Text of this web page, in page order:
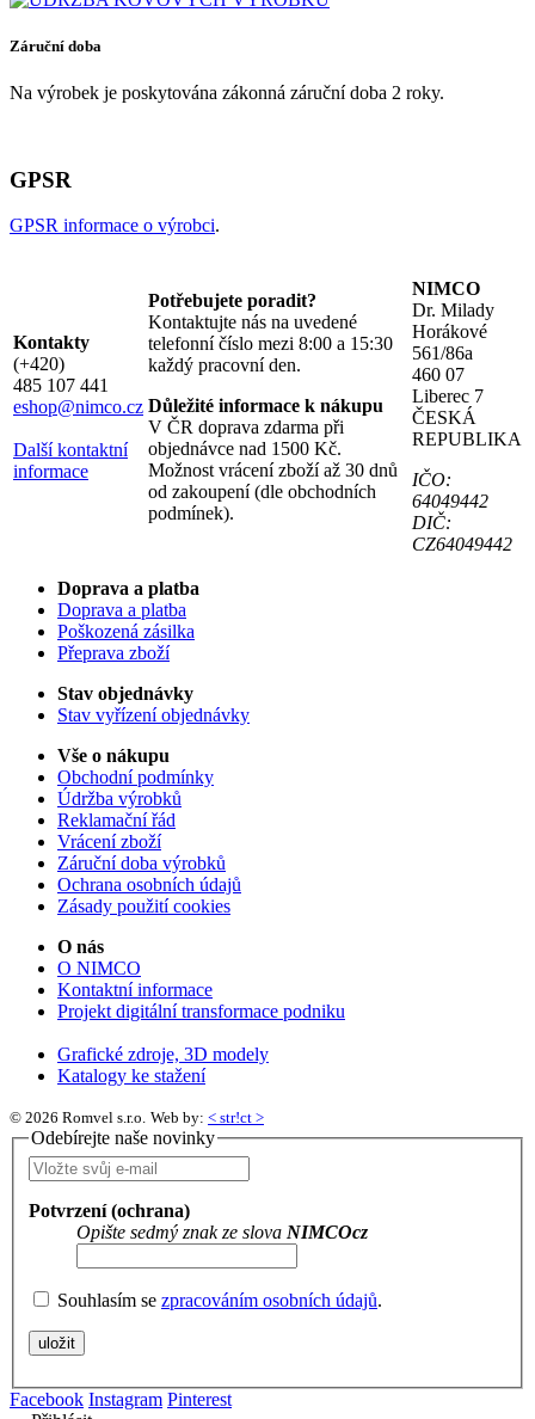
Záruční doba
Na výrobek je poskytována zákonná záruční doba 2 roky.
GPSR
GPSR informace o výrobci.
Kontakty
(+420)
485 107 441
eshop@nimco.cz
Další kontaktní
informace
Potřebujete poradit?
Kontaktujte nás na uvedené
telefonní číslo mezi 8:00 a 15:30
každý pracovní den.
Důležité informace k nákupu
V ČR doprava zdarma při
objednávce nad 1500 Kč.
Možnost vrácení zboží až 30 dnů
od zakoupení (dle obchodních
podmínek).
NIMCO
Dr. Milady
Horákové
561/86a
460 07
Liberec 7
ČESKÁ
REPUBLIKA
IČO:
64049442
DIČ:
CZ64049442
Doprava a platba
Doprava a platba
Poškozená zásilka
Přeprava zboží
Stav objednávky
Stav vyřízení objednávky
Vše o nákupu
Obchodní podmínky
Údržba výrobků
Reklamační řád
Vrácení zboží
Záruční doba výrobků
Ochrana osobních údajů
Zásady použití cookies
O nás
O NIMCO
Kontaktní informace
Projekt digitální transformace podniku
Grafické zdroje, 3D modely
Katalogy ke stažení
© 2026 Romvel s.r.o. Web by: < str!ct >
Odebírejte naše novinky
Potvrzení (ochrana)
Opište sedmý znak ze slova NIMCOcz
Souhlasím se zpracováním osobních údajů.
Facebook Instagram Pinterest